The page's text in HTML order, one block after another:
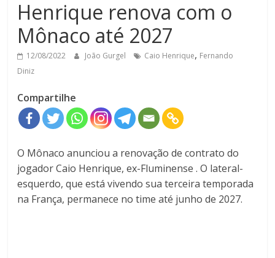
Henrique renova com o
Mônaco até 2027
12/08/2022 João Gurgel Caio Henrique, Fernando
Diniz
Compartilhe
O Mônaco anunciou a renovação de contrato do
jogador Caio Henrique, ex-Fluminense . O lateral-
esquerdo, que está vivendo sua terceira temporada
na França, permanece no time até junho de 2027.